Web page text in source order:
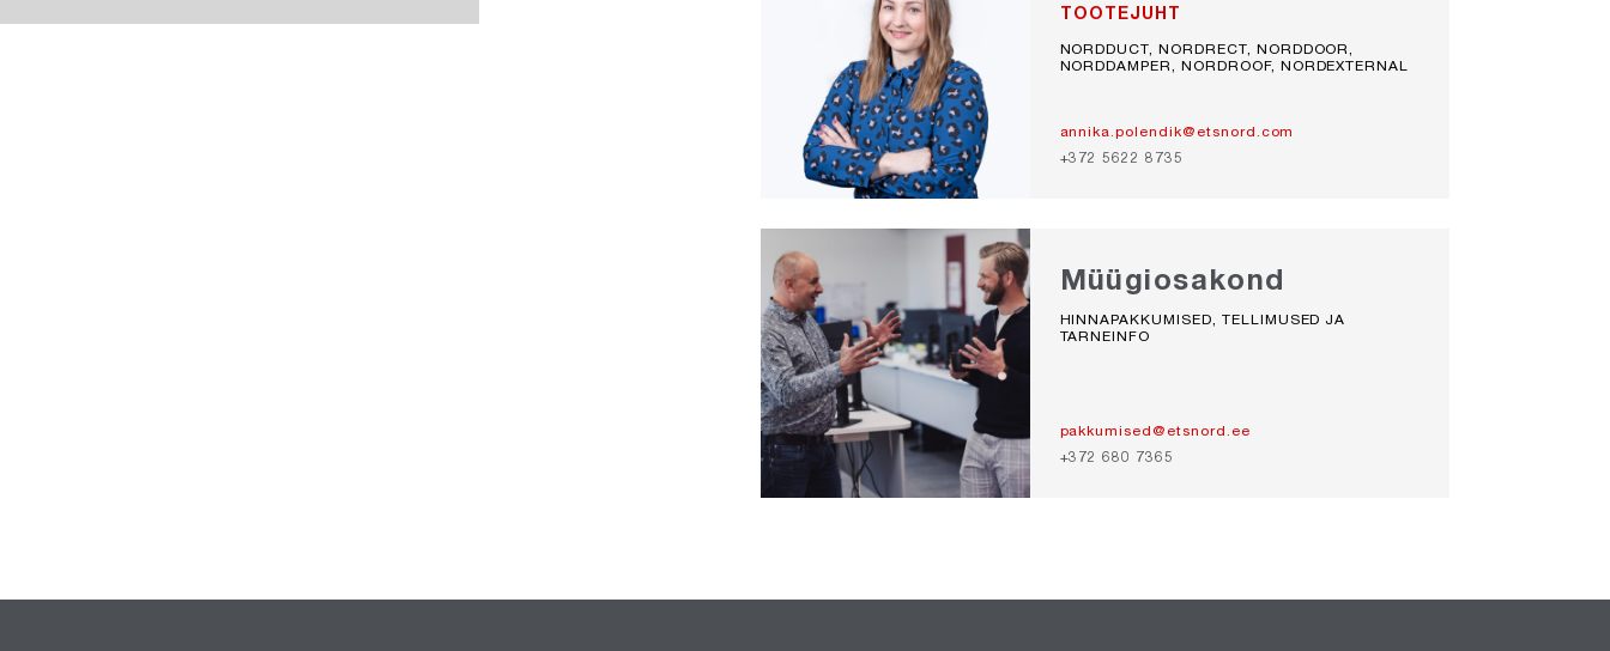
TOOTEJUHT
NORDDUCT, NORDRECT, NORDDOOR,
NORDDAMPER, NORDROOF, NORDEXTERNAL
annika.polendik@etsnord.com
+372 5622 8735
Müügiosakond
HINNAPAKKUMISED, TELLIMUSED JA
TARNEINFO
pakkumised@etsnord.ee
+372 680 7365